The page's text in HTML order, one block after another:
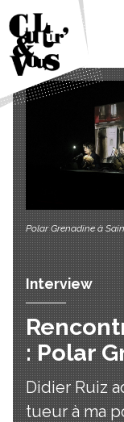
Polar Grenadine à
Interview
: Polar
Didier Ruiz
tueur à ma